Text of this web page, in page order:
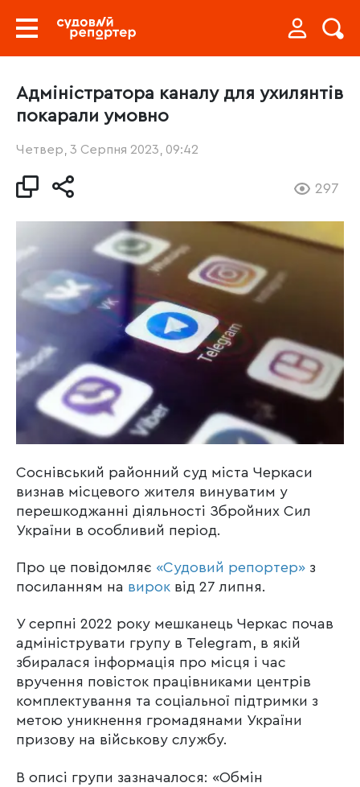
Адміністратора каналу для ухилянтів
покарали умовно
Четвер, 3 Серпня 2023, 09:42
297
Соснівський районний суд міста Черкаси
визнав місцевого жителя винуватим у
перешкоджанні діяльності Збройних Сил
України в особливий період.
Про це повідомляє «Судовий репортер» з
посиланням на вирок від 27 липня.
У серпні 2022 року мешканець Черкас почав
адмініструвати групу в Telegram, в якій
збиралася інформація про місця і час
вручення повісток працівниками центрів
комплектування та соціальної підтримки з
метою уникнення громадянами України
призову на військову службу.
В описі групи зазначалося: «Обмін